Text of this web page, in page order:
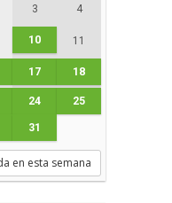
3 4
10 11
17 18
24 25
31
en esta semana